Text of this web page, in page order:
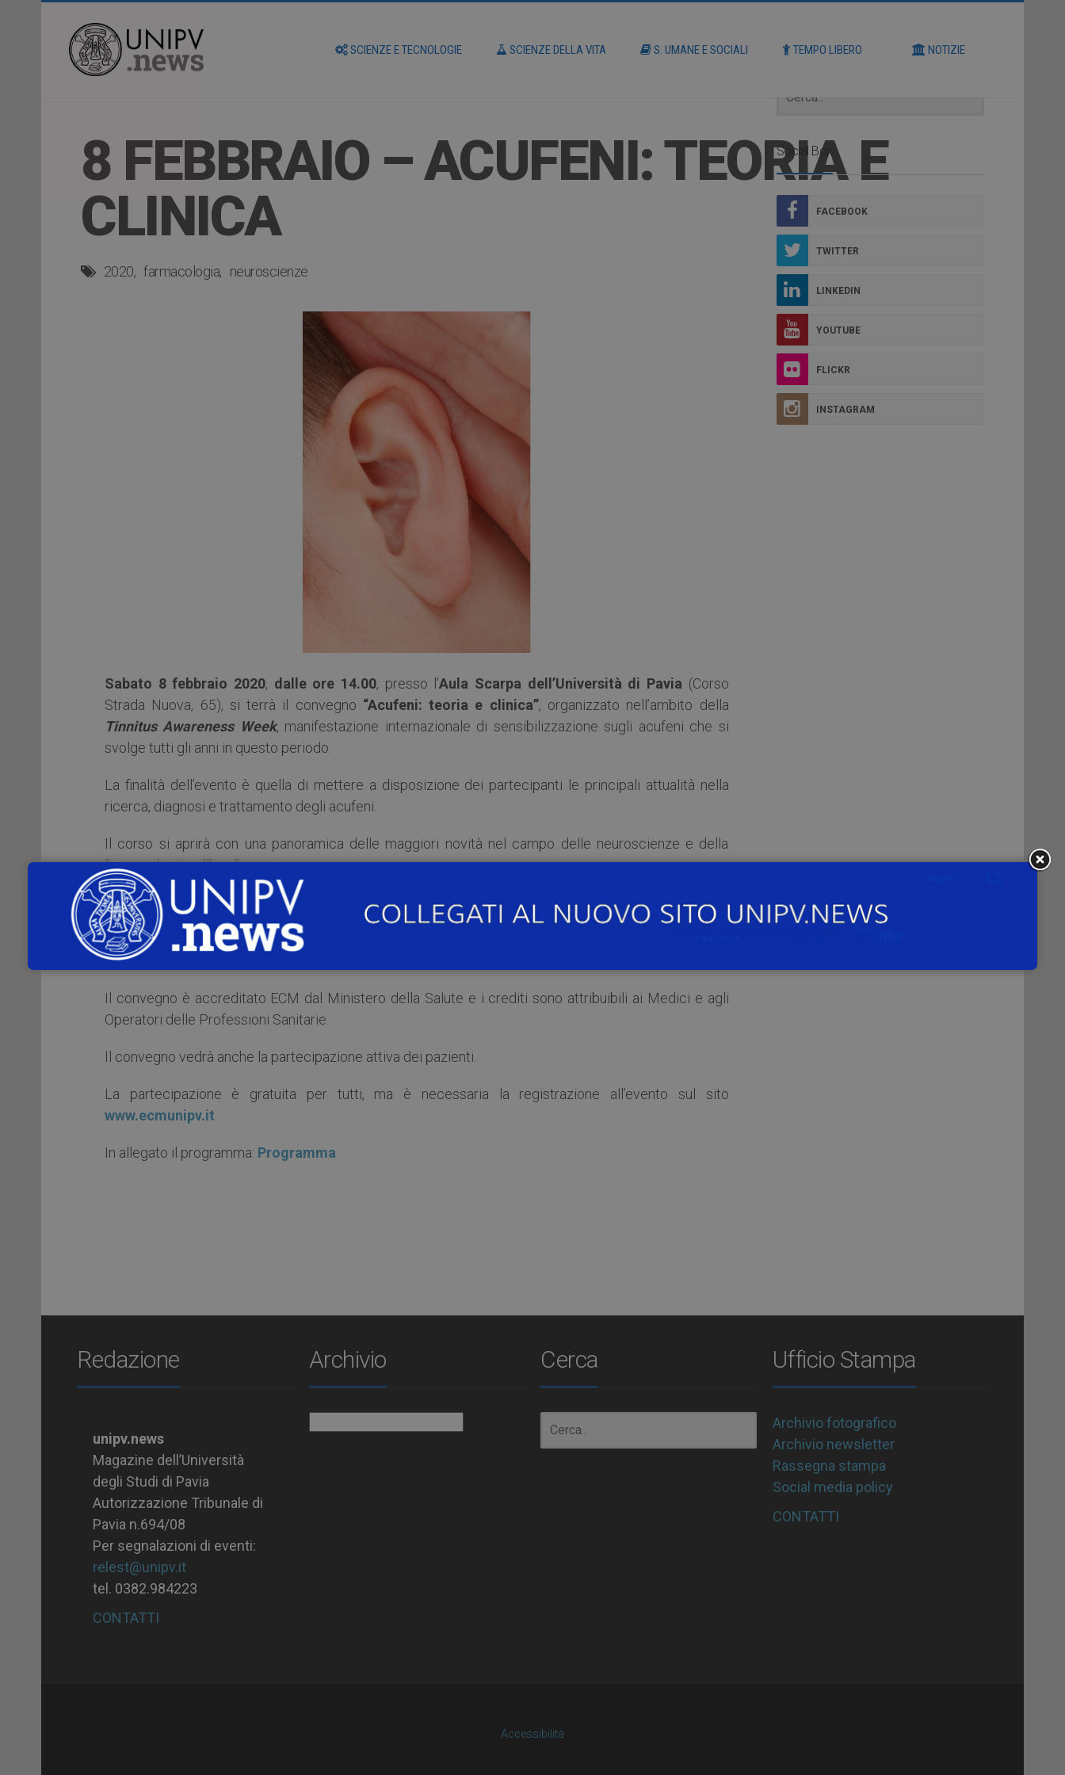
SCIENZE E TECNOLOGIE SCIENZE DELLA VITA S. UMANE E SOCIALI TEMPO LIBERO NOTIZIE
8 FEBBRAIO – ACUFENI: TEORIA E
CLINICA
2020 farmacologia neuroscienze
Sabato 8 febbraio 2020, dalle ore 14.00, presso l’Aula Scarpa dell’Università di Pavia (Corso
Strada Nuova, 65), si terrà il convegno “Acufeni: teoria e clinica”, organizzato nell’ambito della
Tinnitus Awareness Week, manifestazione internazionale di sensibilizzazione sugli acufeni che si
svolge tutti gli anni in questo periodo.
La finalità dell’evento è quella di mettere a disposizione dei partecipanti le principali attualità nella
ricerca, diagnosi e trattamento degli acufeni.
Il corso si aprirà con una panoramica delle maggiori novità nel campo delle neuroscienze e della
farmacologia sull’acufene.
Sarà poi presentato il moderno approccio diagnostico terapeutico al paziente con acufeni, con
presentazione di casi clinici.
Infine, a conclusione del corso, sarà aperta una sessione di domanda e risposta agli esperti.
Il convegno è accreditato ECM dal Ministero della Salute e i crediti sono attribuibili ai Medici e agli
Operatori delle Professioni Sanitarie.
Il convegno vedrà anche la partecipazione attiva dei pazienti.
La partecipazione è gratuita per tutti, ma è necessaria la registrazione all’evento sul sito
www.ecmunipv.it
In allegato il programma: Programma
Social Box
FACEBOOK
TWITTER
LINKEDIN
YOUTUBE
FLICKR
INSTAGRAM
Redazione
unipv.news
Magazine dell’Università
degli Studi di Pavia
Autorizzazione Tribunale di
Pavia n.694/08
Per segnalazioni di eventi:
relest@unipv.it
tel. 0382.984223
CONTATTI
Archivio Cerca Ufficio Stampa
Archivio fotografico
Archivio newsletter
Rassegna stampa
Social media policy
CONTATTI
Accessibilità